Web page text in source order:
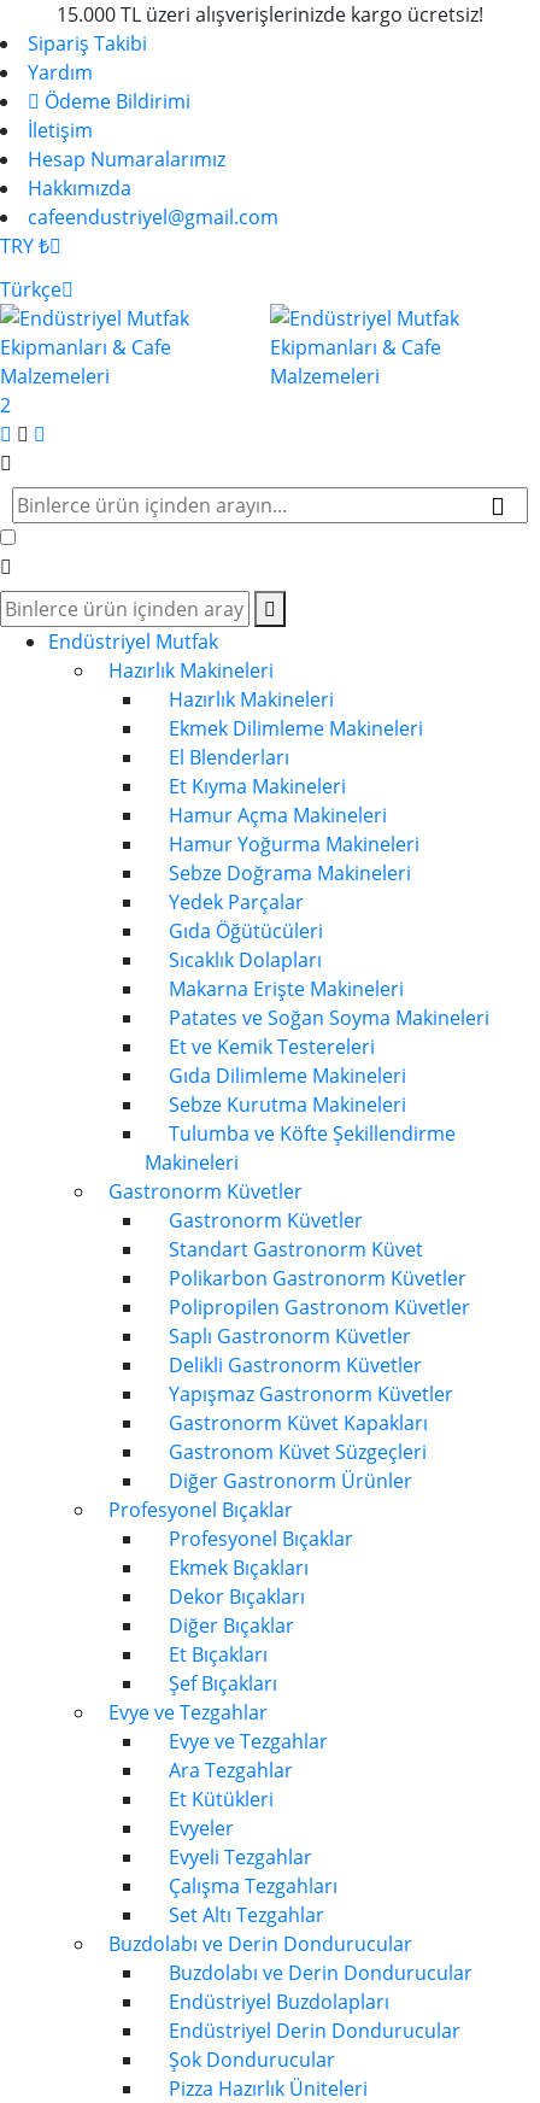
15.000 TL üzeri alışverişlerinizde kargo ücretsiz!
Sipariş Takibi
Yardım
Ödeme Bildirimi
İletişim
Hesap Numaralarımız
Hakkımızda
cafeendustriyel@gmail.com
TRY ₺
Türkçe
2
Endüstriyel Mutfak
Hazırlık Makineleri
Hazırlık Makineleri
Ekmek Dilimleme Makineleri
El Blenderları
Et Kıyma Makineleri
Hamur Açma Makineleri
Hamur Yoğurma Makineleri
Sebze Doğrama Makineleri
Yedek Parçalar
Gıda Öğütücüleri
Sıcaklık Dolapları
Makarna Erişte Makineleri
Patates ve Soğan Soyma Makineleri
Et ve Kemik Testereleri
Gıda Dilimleme Makineleri
Sebze Kurutma Makineleri
Tulumba ve Köfte Şekillendirme
Makineleri
Gastronorm Küvetler
Gastronorm Küvetler
Standart Gastronorm Küvet
Polikarbon Gastronorm Küvetler
Polipropilen Gastronom Küvetler
Saplı Gastronorm Küvetler
Delikli Gastronorm Küvetler
Yapışmaz Gastronorm Küvetler
Gastronorm Küvet Kapakları
Gastronom Küvet Süzgeçleri
Diğer Gastronorm Ürünler
Profesyonel Bıçaklar
Profesyonel Bıçaklar
Ekmek Bıçakları
Dekor Bıçakları
Diğer Bıçaklar
Et Bıçakları
Şef Bıçakları
Evye ve Tezgahlar
Evye ve Tezgahlar
Ara Tezgahlar
Et Kütükleri
Evyeler
Evyeli Tezgahlar
Çalışma Tezgahları
Set Altı Tezgahlar
Buzdolabı ve Derin Dondurucular
Buzdolabı ve Derin Dondurucular
Endüstriyel Buzdolapları
Endüstriyel Derin Dondurucular
Şok Dondurucular
Pizza Hazırlık Üniteleri